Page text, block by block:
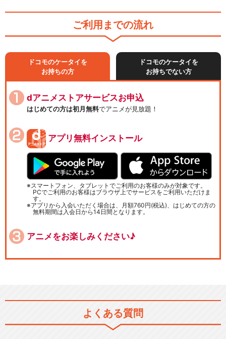
ご利用までの流れ
ドコモのケータイを
お持ちの方
ドコモのケータイを
お持ちでない方
dアニメストアサービスお申込
はじめての方は初月無料でアニメが見放題！
アプリ無料インストール
スマートフォン、タブレットでご利用のお客様のみが対象です。
PCでご利用のお客様はブラウザ上でサービスをご利用いただけま
す。
アプリから入会いただく場合は、月額760円(税込)、はじめての方の
無料期間は入会日から14日間となります。
アニメをお楽しみください♪
よくある質問